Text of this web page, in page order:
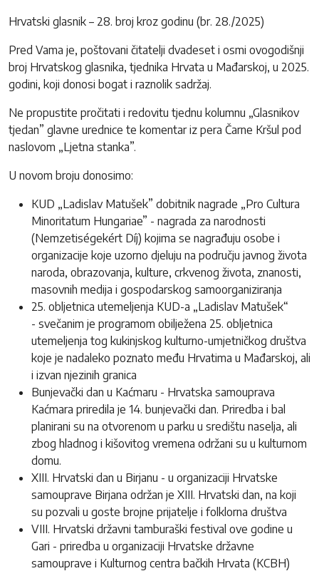
Hrvatski glasnik – 28. broj kroz godinu (br. 28./2025)
Pred Vama je, poštovani čitatelji dvadeset i osmi ovogodišnji
broj Hrvatskog glasnika, tjednika Hrvata u Mađarskoj, u 2025.
godini, koji donosi bogat i raznolik sadržaj.
Ne propustite pročitati i redovitu tjednu kolumnu „Glasnikov
tjedan” glavne urednice te komentar iz pera Čarne Kršul pod
naslovom „Ljetna stanka”.
U novom broju donosimo:
KUD „Ladislav Matušek” dobitnik nagrade „Pro Cultura
Minoritatum Hungariae” - nagrada za narodnosti
(Nemzetiségekért Díj) kojima se nagrađuju osobe i
organizacije koje uzorno djeluju na području javnog života
naroda, obrazovanja, kulture, crkvenog života, znanosti,
masovnih medija i gospodarskog samoorganiziranja
25. obljetnica utemeljenja KUD-a „Ladislav Matušek“
- svečanim je programom obilježena 25. obljetnica
utemeljenja tog kukinjskog kulturno-umjetničkog društva
koje je nadaleko poznato među Hrvatima u Mađarskoj, ali
i izvan njezinih granica
Bunjevački dan u Kaćmaru - Hrvatska samouprava
Kaćmara priredila je 14. bunjevački dan. Priredba i bal
planirani su na otvorenom u parku u središtu naselja, ali
zbog hladnog i kišovitog vremena održani su u kulturnom
domu.
XIII. Hrvatski dan u Birjanu - u organizaciji Hrvatske
samouprave Birjana održan je XIII. Hrvatski dan, na koji
su pozvali u goste brojne prijatelje i folklorna društva
VIII. Hrvatski državni tamburaški festival ove godine u
Gari - priredba u organizaciji Hrvatske državne
samouprave i Kulturnog centra bačkih Hrvata (KCBH)